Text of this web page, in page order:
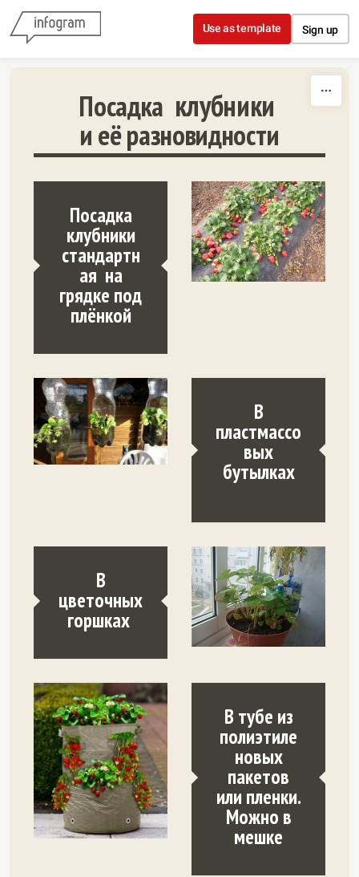
Skip to content
Use as template Sign up
Посадка клубники
и её разновидности
Посадка
клубники
стандартн
ая на
грядке под
плёнкой
В
пластмассо
вых
бутылках
В
цветочных
горшках
В тубе из
полиэтиле
новых
пакетов
или пленки.
Можно в
мешке